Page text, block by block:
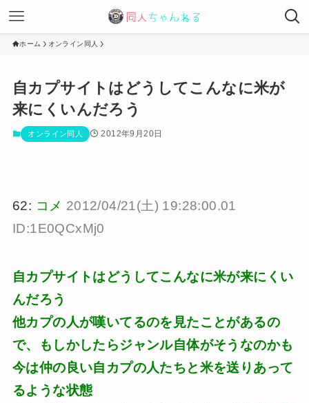
ホーム オンライン同人
自カプサイトはどうしてこんなに米が
来にくいんだろう
オンライン同人 2012年9月20日
62: コメ 2012/04/21(土) 19:28:00.01
ID:1E0QCxMj0
自カプサイトはどうしてこんなに米が来にくい
んだろう
他カプの人が嘆いてるのを見たことがあるの
で、もしかしたらジャンル自体がそうなのかも
今は仲の良い自カプの人たちと米を送りあって
るような状態